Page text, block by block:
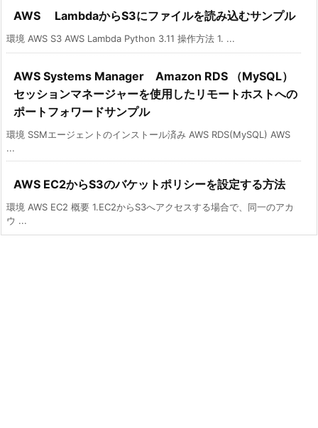
AWS LambdaからS3にファイルを読み込むサンプル
環境 AWS S3 AWS Lambda Python 3.11 操作方法 1. ...
AWS Systems Manager Amazon RDS （MySQL）
セッションマネージャーを使用したリモートホストへの
ポートフォワードサンプル
環境 SSMエージェントのインストール済み AWS RDS(MySQL) AWS
...
AWS EC2からS3のバケットポリシーを設定する方法
環境 AWS EC2 概要 1.EC2からS3へアクセスする場合で、同一のアカ
ウ ...